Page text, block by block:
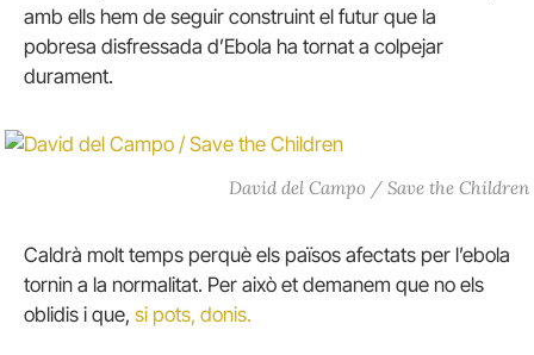
amb ells hem de seguir construint el futur que la
pobresa disfressada d’Ebola ha tornat a colpejar
durament.
David del Campo / Save the Children
Caldrà molt temps perquè els països afectats per l’ebola
tornin a la normalitat. Per això et demanem que no els
oblidis i que, si pots, donis.